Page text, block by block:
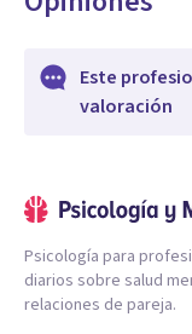
Este
valoración
Psicología para
diarios sobre salud
relaciones de pareja.